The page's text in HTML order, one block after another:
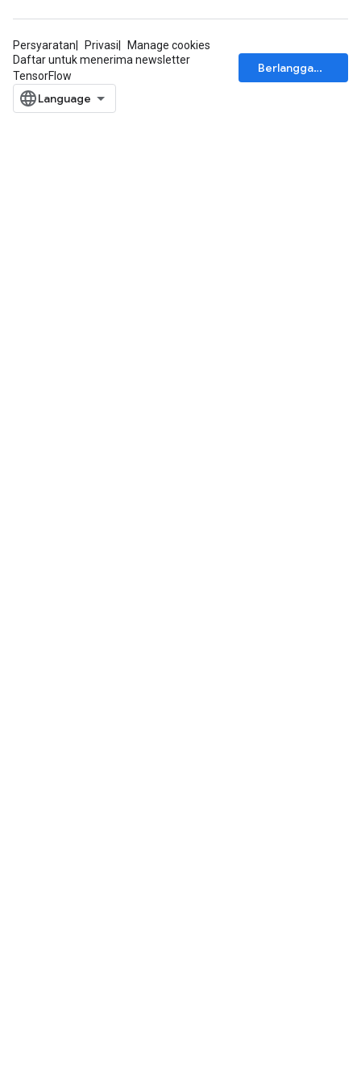
Persyaratan Privasi
Manage cookies
Daftar untuk menerima newsletter
TensorFlow
Berlangganan